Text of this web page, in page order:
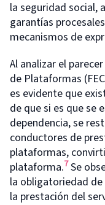
la seguridad social,
garantías
mecanismos de
Al analizar el
de Plataformas
es evidente que
de que si es que se
dependencia, se
conductores de
plataformas,
plataforma.7 Se
la obligatoriedad
la prestación del